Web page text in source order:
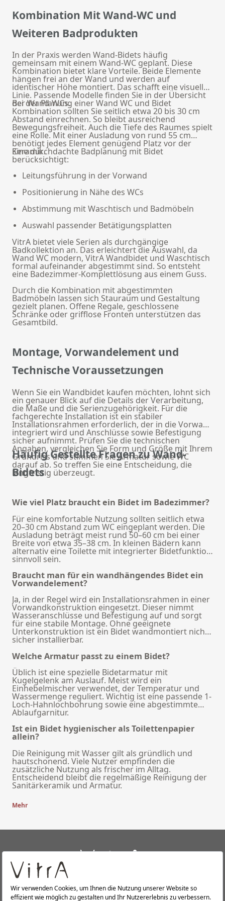
Kombination Mit Wand-WC und
Weiteren Badprodukten
In der Praxis werden Wand-Bidets häufig
gemeinsam mit einem Wand-WC geplant. Diese
Kombination bietet klare Vorteile. Beide Elemente
hängen frei an der Wand und werden auf
identischer Höhe montiert. Das schafft eine visuelle
Linie. Passende Modelle finden Sie in der Übersicht
derWand-WCs.
Bei der Planung einer Wand WC und Bidet
Kombination sollten Sie seitlich etwa 20 bis 30 cm
Abstand einrechnen. So bleibt ausreichend
Bewegungsfreiheit. Auch die Tiefe des Raumes spielt
eine Rolle. Mit einer Ausladung von rund 55 cm
benötigt jedes Element genügend Platz vor der
Keramik.
Eine durchdachte Badplanung mit Bidet
berücksichtigt:
Leitungsführung in der Vorwand
Positionierung in Nähe des WCs
Abstimmung mit Waschtisch und Badmöbeln
Auswahl passender Betätigungsplatten
VitrA bietet viele Serien als durchgängige
Badkollektion an. Das erleichtert die Auswahl, da
Wand WC modern, VitrA Wandbidet und Waschtisch
formal aufeinander abgestimmt sind. So entsteht
eine Badezimmer-Komplettlösung aus einem Guss.
Durch die Kombination mit abgestimmten
Badmöbeln lassen sich Stauraum und Gestaltung
gezielt planen. Offene Regale, geschlossene
Schränke oder grifflose Fronten unterstützen das
Gesamtbild.
Montage, Vorwandelement und
Technische Voraussetzungen
Wenn Sie ein Wandbidet kaufen möchten, lohnt sich
ein genauer Blick auf die Details der Verarbeitung,
die Maße und die Serienzugehörigkeit. Für die
fachgerechte Installation ist ein stabiler
Installationsrahmen erforderlich, der in die Vorwand
integriert wird und Anschlüsse sowie Befestigung
sicher aufnimmt. Prüfen Sie die technischen
Angaben, vergleichen Sie Form und Größe mit Ihrem
Grundriss und stimmen Sie Armatur sowie WC
darauf ab. So treffen Sie eine Entscheidung, die
langfristig überzeugt.
Häufig Gestellte Fragen zu Wand-
Bidets
Wie viel Platz braucht ein Bidet im Badezimmer?
Für eine komfortable Nutzung sollten seitlich etwa
20–30 cm Abstand zum WC eingeplant werden. Die
Ausladung beträgt meist rund 50–60 cm bei einer
Breite von etwa 35–38 cm. In kleinen Bädern kann
alternativ eine Toilette mit integrierter Bidetfunktion
sinnvoll sein.
Braucht man für ein wandhängendes Bidet ein
Vorwandelement?
Ja, in der Regel wird ein Installationsrahmen in einer
Vorwandkonstruktion eingesetzt. Dieser nimmt
Wasseranschlüsse und Befestigung auf und sorgt
für eine stabile Montage. Ohne geeignete
Unterkonstruktion ist ein Bidet wandmontiert nicht
sicher installierbar.
Welche Armatur passt zu einem Bidet?
Üblich ist eine spezielle Bidetarmatur mit
Kugelgelenk am Auslauf. Meist wird ein
Einhebelmischer verwendet, der Temperatur und
Wassermenge reguliert. Wichtig ist eine passende 1-
Loch-Hahnlochbohrung sowie eine abgestimmte
Ablaufgarnitur.
Ist ein Bidet hygienischer als Toilettenpapier
allein?
Die Reinigung mit Wasser gilt als gründlich und
hautschonend. Viele Nutzer empfinden die
zusätzliche Nutzung als frischer im Alltag.
Entscheidend bleibt die regelmäßige Reinigung der
Sanitärkeramik und Armatur.
Mehr